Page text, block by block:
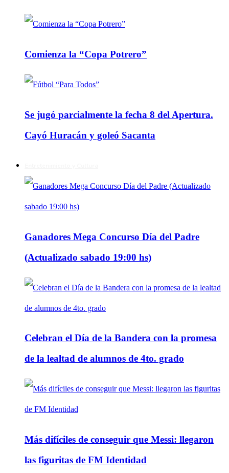
Comienza la “Copa Potrero”
Se jugó parcialmente la fecha 8 del Apertura.
Cayó Huracán y goleó Sacanta
Ganadores Mega Concurso Día del Padre
(Actualizado sabado 19:00 hs)
Celebran el Día de la Bandera con la promesa
de la lealtad de alumnos de 4to. grado
Más difíciles de conseguir que Messi: llegaron
las figuritas de FM Identidad